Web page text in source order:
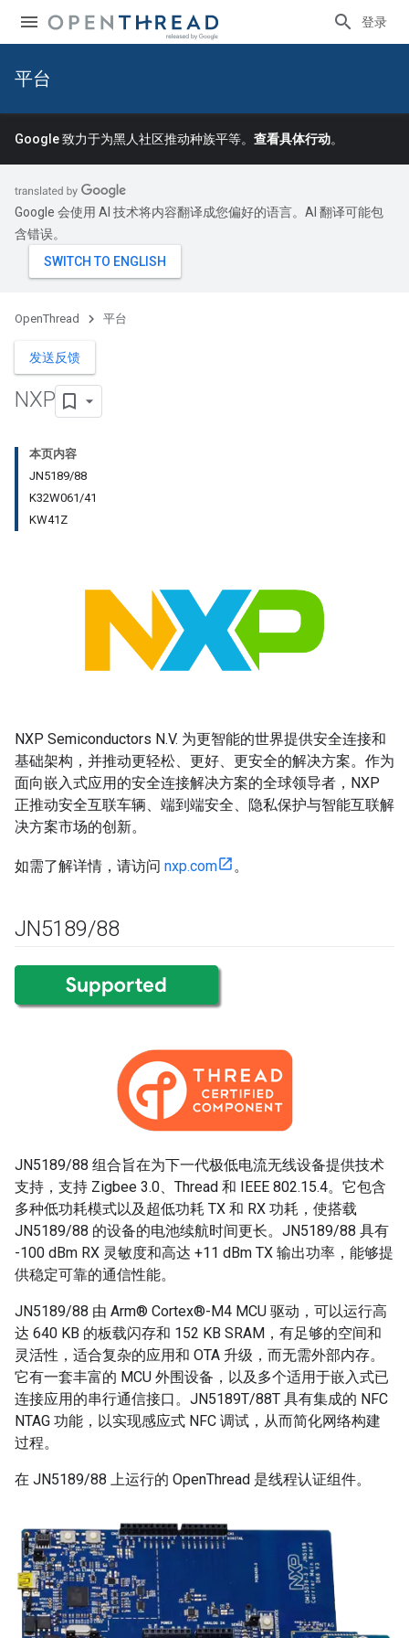
登录
平台
Google 致力于为黑人社区推动种族平等。 查看具体行动。
Google 会使用 AI 技术将内容翻译成您偏好的语言。AI 翻译可能包
含错误。
OpenThread 平台
发送反馈
NXP
本页内容
JN5189/88
K32W061/41
KW41Z
NXP Semiconductors N.V. 为更智能的世界提供安全连接和
基础架构，并推动更轻松、更好、更安全的解决方案。作为
面向嵌入式应用的安全连接解决方案的全球领导者，NXP
正推动安全互联车辆、端到端安全、隐私保护与智能互联解
决方案市场的创新。
如需了解详情，请访问 nxp.com 。
JN5189/88
JN5189/88 组合旨在为下一代极低电流无线设备提供技术
支持，支持 Zigbee 3.0、Thread 和 IEEE 802.15.4。它包含
多种低功耗模式以及超低功耗 TX 和 RX 功耗，使搭载
JN5189/88 的设备的电池续航时间更长。JN5189/88 具有
-100 dBm RX 灵敏度和高达 +11 dBm TX 输出功率，能够提
供稳定可靠的通信性能。
JN5189/88 由 Arm® Cortex®-M4 MCU 驱动，可以运行高
达 640 KB 的板载闪存和 152 KB SRAM，有足够的空间和
灵活性，适合复杂的应用和 OTA 升级，而无需外部内存。
它有一套丰富的 MCU 外围设备，以及多个适用于嵌入式已
连接应用的串行通信接口。JN5189T/88T 具有集成的 NFC
NTAG 功能，以实现感应式 NFC 调试，从而简化网络构建
过程。
在 JN5189/88 上运行的 OpenThread 是线程认证组件。